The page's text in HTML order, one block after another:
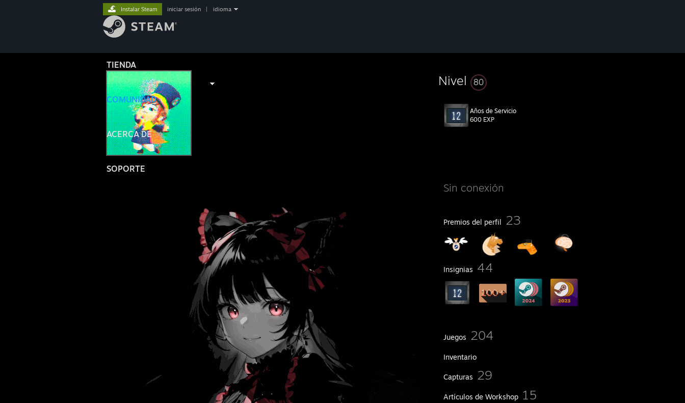
TIENDA
COMUNIDAD
ACERCA DE
SOPORTE
Instalar Steam iniciar sesión idioma
Nivel 80
Años de Servicio
600 EXP
Sin conexión
Premios del perfil 23
Insignias 44
Juegos 204
Inventario
Capturas 29
Artículos de Workshop 15